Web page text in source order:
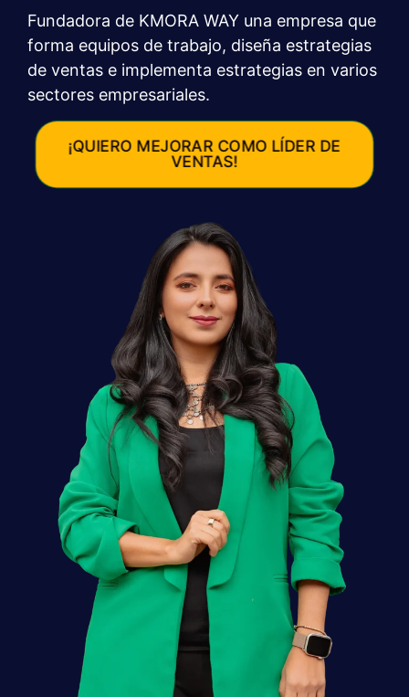
Fundadora de KMORA WAY una empresa que
forma equipos de trabajo, diseña estrategias
de ventas e implementa estrategias en varios
sectores empresariales.
¡QUIERO MEJORAR COMO LÍDER DE
VENTAS!